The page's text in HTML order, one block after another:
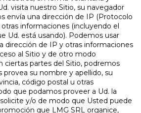
visita nuestro Sitio, su navegador
envía una dirección de IP (Protocolo
informaciones (incluyendo el
Ud. está usando). Podemos usar
dirección de IP y otras informaciones
al Sitio y de otro modo
ciertas partes del Sitio, podremos
provea su nombre y apellido, su
código postal u otras
que podamos proveer a Ud. la
y/o de modo que Usted puede
que LMG SRL organice,